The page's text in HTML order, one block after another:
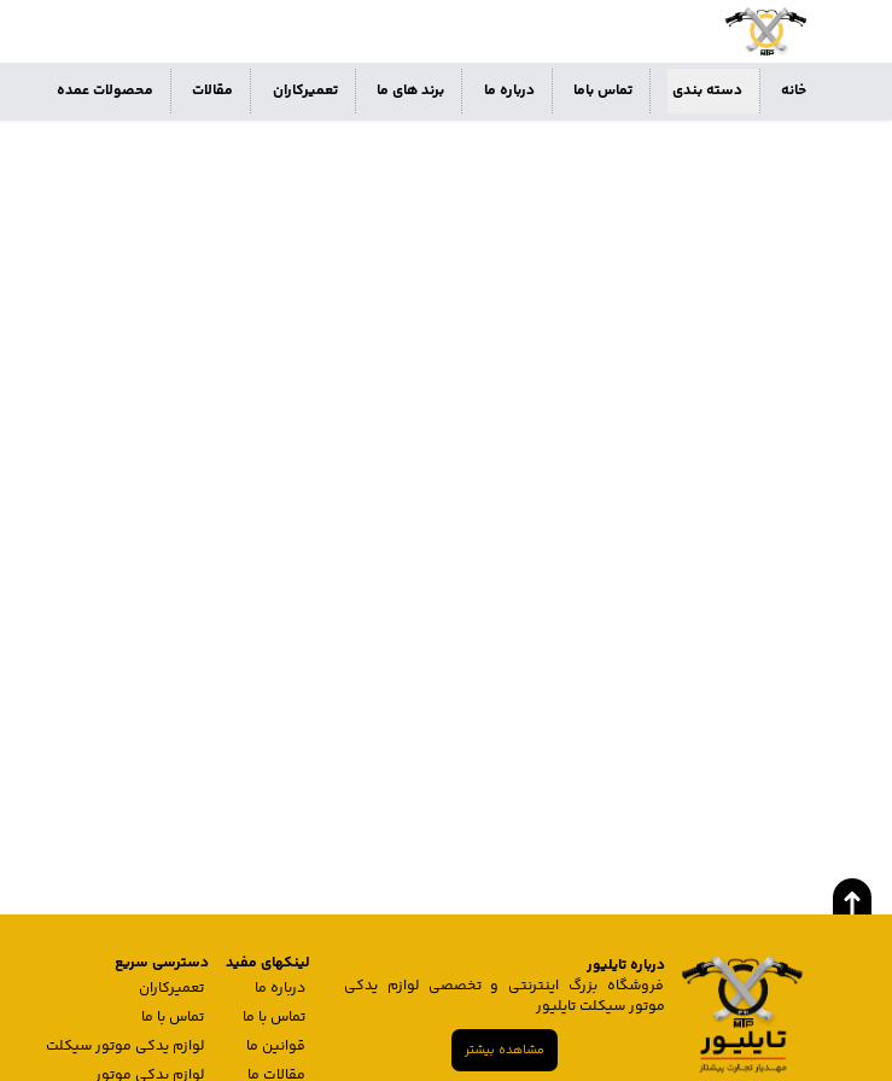
خانه دسته بندی تماس باما درباره ما برند های ما تعمیرکاران مقالات محصولات عمده
درباره تایلیور
فروشگاه بزرگ اینترنتی و تخصصی لوازم یدکی
موتور سیکلت تایلیور
مشاهده بیشتر
لینکهای مفید
درباره ما
تماس با ما
قوانین ما
مقالات ما
دسترسی سریع
تعمیرکاران
تماس با ما
لوازم یدکی موتور سیکلت
لوازم یدکی موتور